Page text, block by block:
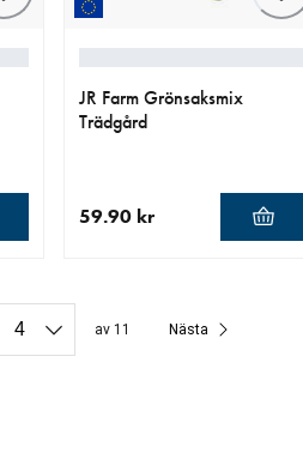
JR Farm Grönsaksmix
Trädgård
59.90 kr
av 11 Nästa